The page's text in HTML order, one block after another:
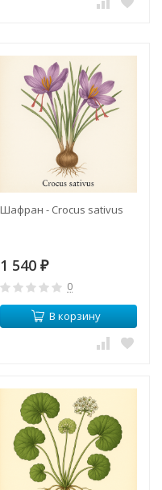
Шафран - Crocus sativus
1 540 ₽
0
В корзину